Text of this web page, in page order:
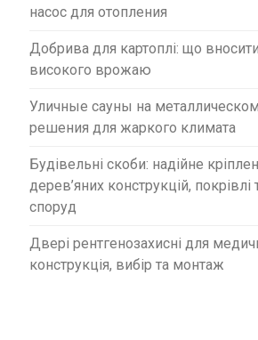
насос для отопления
Добрива для картоплі: що
високого врожаю
Уличные сауны на
решения для жаркого климата
Будівельні скоби: надійне
дерев’яних конструкцій, покрівлі
споруд
Двері рентгенозахисні для
конструкція, вибір та монтаж